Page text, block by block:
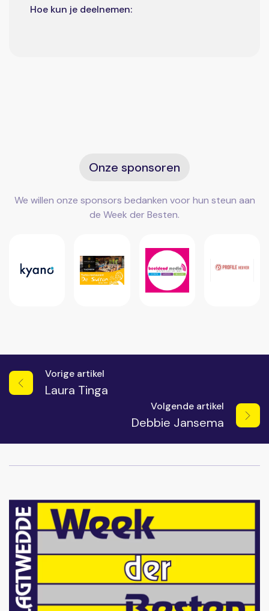
Hoe kun je deelnemen:
Onze sponsoren
We willen onze sponsors bedanken voor hun steun aan
de Week der Besten.
Vorige artikel
Laura Tinga
Volgende artikel
Debbie Jansema